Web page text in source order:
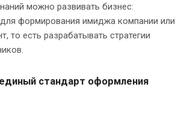
можно развивать бизнес:
формирования имиджа компании или
то есть разрабатывать стратегии
стандарт оформления